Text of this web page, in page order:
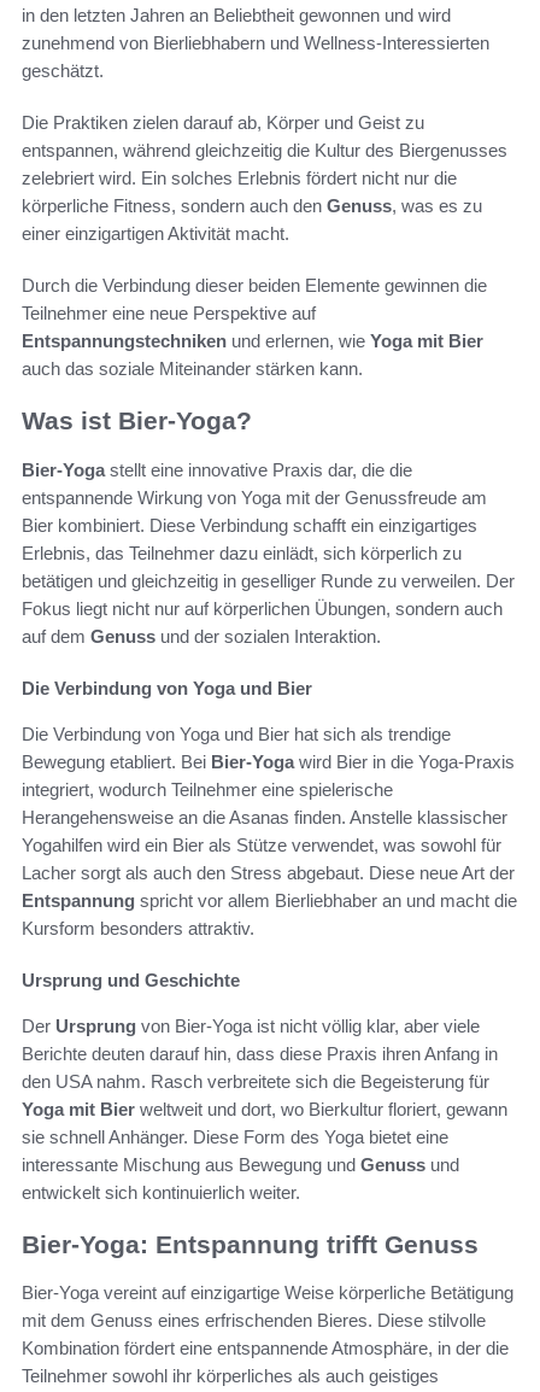
in den letzten Jahren an Beliebtheit gewonnen und wird
zunehmend von Bierliebhabern und Wellness-Interessierten
geschätzt.
Die Praktiken zielen darauf ab, Körper und Geist zu
entspannen, während gleichzeitig die Kultur des Biergenusses
zelebriert wird. Ein solches Erlebnis fördert nicht nur die
körperliche Fitness, sondern auch den Genuss, was es zu
einer einzigartigen Aktivität macht.
Durch die Verbindung dieser beiden Elemente gewinnen die
Teilnehmer eine neue Perspektive auf
Entspannungstechniken und erlernen, wie Yoga mit Bier
auch das soziale Miteinander stärken kann.
Was ist Bier-Yoga?
Bier-Yogastellt eine innovative Praxis dar, die die
entspannende Wirkung von Yoga mit der Genussfreude am
Bier kombiniert. Diese Verbindung schafft ein einzigartiges
Erlebnis, das Teilnehmer dazu einlädt, sich körperlich zu
betätigen und gleichzeitig in geselliger Runde zu verweilen. Der
Fokus liegt nicht nur auf körperlichen Übungen, sondern auch
auf dem Genuss und der sozialen Interaktion.
Die Verbindung von Yoga und Bier
Die Verbindung von Yoga und Bier hat sich als trendige
Bewegung etabliert. Bei Bier-Yogawird Bier in die Yoga-Praxis
integriert, wodurch Teilnehmer eine spielerische
Herangehensweise an die Asanas finden. Anstelle klassischer
Yogahilfen wird ein Bier als Stütze verwendet, was sowohl für
Lacher sorgt als auch den Stress abgebaut. Diese neue Art der
Entspannung spricht vor allem Bierliebhaber an und macht die
Kursform besonders attraktiv.
Ursprung und Geschichte
Der Ursprung von Bier-Yoga ist nicht völlig klar, aber viele
Berichte deuten darauf hin, dass diese Praxis ihren Anfang in
den USA nahm. Rasch verbreitete sich die Begeisterung für
Yoga mit Bier weltweit und dort, wo Bierkultur floriert, gewann
sie schnell Anhänger. Diese Form des Yoga bietet eine
interessante Mischung aus Bewegung und Genuss und
entwickelt sich kontinuierlich weiter.
Bier-Yoga: Entspannung trifft Genuss
Bier-Yoga vereint auf einzigartige Weise körperliche Betätigung
mit dem Genuss eines erfrischenden Bieres. Diese stilvolle
Kombination fördert eine entspannende Atmosphäre, in der die
Teilnehmer sowohl ihr körperliches als auch geistiges